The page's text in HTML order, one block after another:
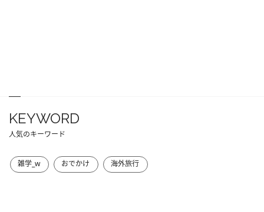
KEYWORD
人気のキーワード
雑学_w おでかけ 海外旅行